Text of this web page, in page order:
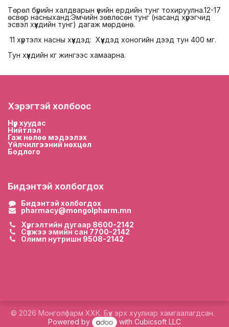
Төрөл бүрийн халдварын үеийн ердийн тунг тохируулна.12-17
өсвөр насныханд:Эмчийн зөвлөсөн тунг (насанд хүрэгчид
эсвэл хүүхдийн тунг) дагаж мөрдөнө.
11 хүртэлх насны хүүхдэд: Хүүхдэд хоногийн дээд тун 400 мг.
Тун хүүхдийн кг жингээс хамаарна.
Хэрэгтэй холбоос
Нүүр хуудас
Нийтлэл
Гаж нөлөө мэдээлэх
Үйлчилгээний нөхцөл
Бодлого
Бидэнтэй холбогдох
Бидэнтэй холбогдох
pharmacy@mongolpharm.mn
Хүргэлтийн дугаар 8600-2142
Сүлжээ эмийн сан 7700-2142
Олимп нутришн 9508-2142
© 2026 Монголфарм ХХК. Бүх эрх хуулиар хамгаалагдсан.
Powered by
with Cubicsoft LLC